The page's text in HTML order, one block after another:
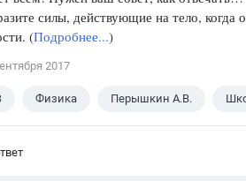
силы, действующие на тело, когда
(Подробнее...)
2017
Физика Перышкин А.В.